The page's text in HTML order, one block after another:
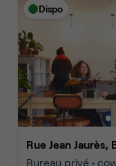
Dispo
Rue Jean
Bureau privé •